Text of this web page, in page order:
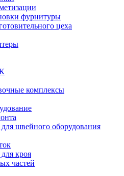
фурнитуры
цеха
комплексы
швейного оборудования
кроя
частей